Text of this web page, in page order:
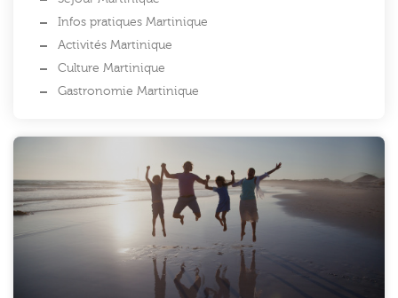
Infos pratiques Martinique
Activités Martinique
Culture Martinique
Gastronomie Martinique